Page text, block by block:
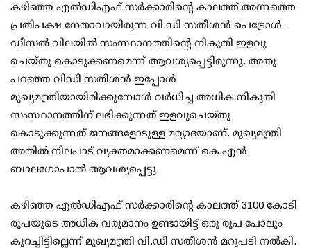
കഴിഞ്ഞ എല്‍ഡിഎഫ് സര്‍ക്കാരിന്റെ കാലത്ത് അന്നത്തെ
പ്രതിപക്ഷ നേതാവായിരുന്ന വി.ഡി സതീശന്‍ പെട്രോള്‍-
ഡീസല്‍ വിലയില്‍ സംസ്ഥാനത്തിന്റെ നികുതി ഇളവു
ചെയ്തു കൊടുക്കണമെന്ന് ആവശ്യപ്പെട്ടിരുന്നു. അതു
പറഞ്ഞ വിഡി സതീശന്‍ ഇപ്പോള്‍
മുഖ്യമന്ത്രിയായിരിക്കുമ്പോള്‍ വര്‍ധിച്ച അധിക നികുതി
സംസ്ഥാനത്തിന് ലഭിക്കുന്നത് ഇളവുചെയ്തു
കൊടുക്കുന്നത് ജനങ്ങളോടുള്ള മര്യാദയാണ്. മുഖ്യമന്ത്രി
അതില്‍ നിലപാട് വ്യക്തമാക്കണമെന്ന് കെ.എന്‍
ബാലഗോപാല്‍ ആവശ്യപ്പെട്ടു.
കഴിഞ്ഞ എല്‍ഡിഎഫ് സര്‍ക്കാരിന്റെ കാലത്ത് 3100 കോടി
രൂപയുടെ അധിക വരുമാനം ഉണ്ടായിട്ട് ഒരു രൂപ പോലും
കുറച്ചിട്ടില്ലെന്ന് മുഖ്യമന്ത്രി വി.ഡി സതീശന്‍ മറുപടി നല്‍കി.